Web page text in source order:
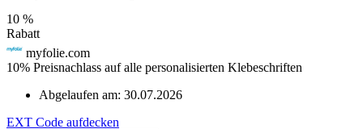
10 %
Rabatt
myfolie.com
10% Preisnachlass auf alle personalisierten Klebeschriften
Abgelaufen am: 30.07.2026
EXT Code aufdecken